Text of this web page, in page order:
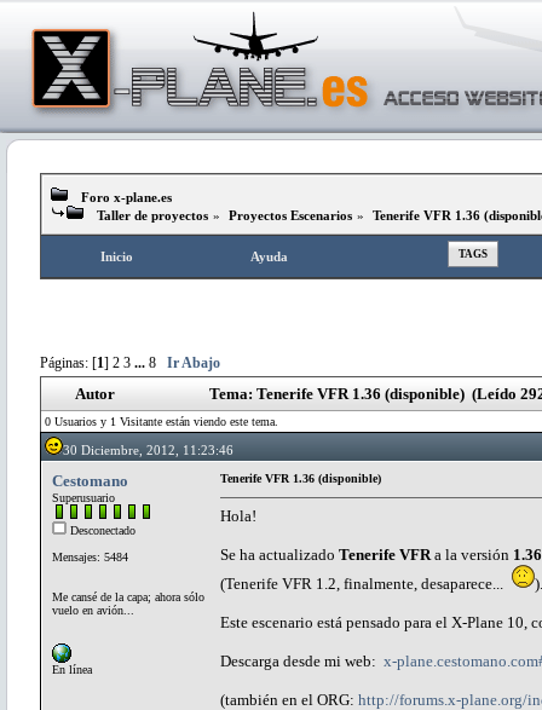
Foro x-plane.es
Taller de proyectos » Proyectos Escenarios » Tenerife VFR 1.36
Inicio Ayuda TAGS
Páginas: [1] 2 3 ... 8 Ir Abajo
Autor Tema: Tenerife VFR 1.36 (disponible) (Leído
0 Usuarios y 1 Visitante están viendo este tema.
30 Diciembre, 2012, 11:23:46
Cestomano
Superusuario
Desconectado
Mensajes: 5484
Me cansé de la capa; ahora sólo
vuelo en avión...
En línea
Tenerife VFR 1.36 (disponible)
Hola!
Se ha actualizado Tenerife VFR a la versión 1.36
(Tenerife VFR 1.2, finalmente, desaparece...
).
Este escenario está pensado para el X-Plane 10,
Descarga desde mi web: x-
(también en el ORG: http://forums.x-plane.org/